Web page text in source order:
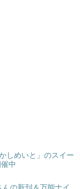
しめいと」のスイー
中
んの新刊＆万能ナイ